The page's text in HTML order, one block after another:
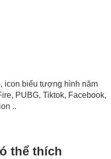
icon biểu tượng hình năm
PUBG, Tiktok, Facebook,
..
thể thích